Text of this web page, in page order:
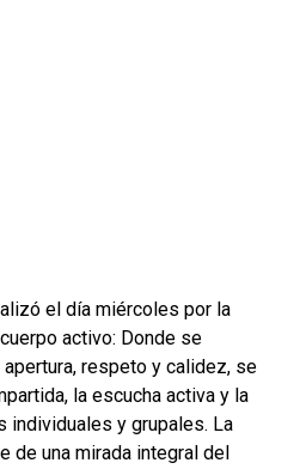
el día miércoles por la
activo: Donde se
respeto y calidez, se
la escucha activa y la
individuales y grupales. La
de una mirada integral del